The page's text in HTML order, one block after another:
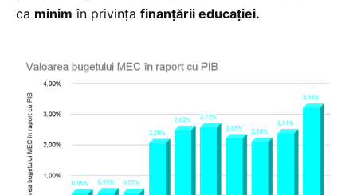
ca minim în privința finanțării educației.